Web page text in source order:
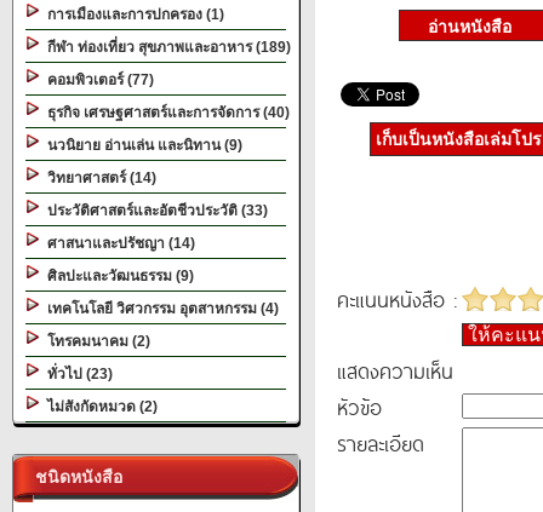
การเมืองและการปกครอง (1)
กีฬา ท่องเที่ยว สุขภาพและอาหาร (189)
คอมพิวเตอร์ (77)
ธุรกิจ เศรษฐศาสตร์และการจัดการ (40)
นวนิยาย อ่านเล่น และนิทาน (9)
วิทยาศาสตร์ (14)
ประวัติศาสตร์และอัตชีวประวัติ (33)
ศาสนาและปรัชญา (14)
ศิลปะและวัฒนธรรม (9)
เทคโนโลยี วิศวกรรม อุตสาหกรรม (4)
โทรคมนาคม (2)
ทั่วไป (23)
ไม่สังกัดหมวด (2)
ชนิดหนังสือ
เก็บเป็นหนังสือเล่มโป
คะแนนหนังสือ :
ให้คะแ
แสดงความเห็น
หัวข้อ
รายละเอียด